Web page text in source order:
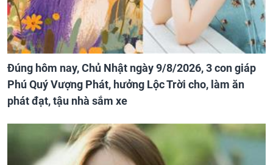
Đúng hôm nay, Chủ Nhật ngày 9/8/2026, 3 con giáp
Phú Quý Vượng Phát, hưởng Lộc Trời cho, làm ăn
phát đạt, tậu nhà sắm xe